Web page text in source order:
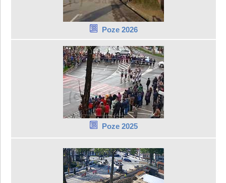
Poze 2026
Poze 2025